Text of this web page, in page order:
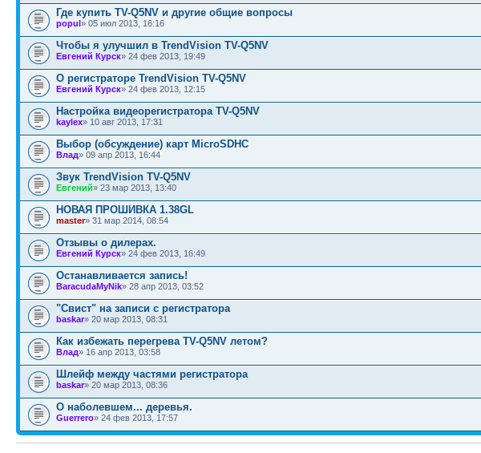
Где купить TV-Q5NV и другие общие вопросы
popul» 05 июл 2013, 16:16
Чтобы я улучшил в TrendVision TV-Q5NV
Евгений Курск» 24 фев 2013, 19:49
О регистраторе TrendVision TV-Q5NV
Евгений Курск» 24 фев 2013, 12:15
Настройка видеорегистратора TV-Q5NV
kaylex» 10 авг 2013, 17:31
Выбор (обсуждение) карт MicroSDHC
Влад» 09 апр 2013, 16:44
Звук TrendVision TV-Q5NV
Евгений» 23 мар 2013, 13:40
НОВАЯ ПРОШИВКА 1.38GL
master» 31 мар 2014, 08:54
Отзывы о дилерах.
Евгений Курск» 24 фев 2013, 16:49
Останавливается запись!
BaracudaMyNik» 28 апр 2013, 03:52
"Свист" на записи с регистратора
baskar» 20 мар 2013, 08:31
Как избежать перегрева TV-Q5NV летом?
Влад» 16 апр 2013, 03:58
Шлейф между частями регистратора
baskar» 20 мар 2013, 08:36
О наболевшем... деревья.
Guerrero» 24 фев 2013, 17:57